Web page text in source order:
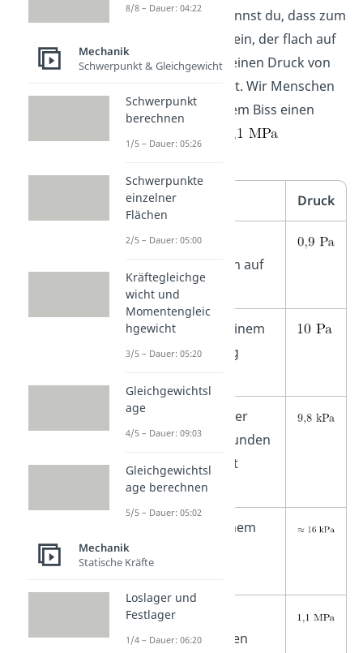
In der Tabelle erkennst du, dass zum
Beispiel ein 5€-Schein, der flach auf
einem Tisch ruht, einen Druck von
ausübt. Wir Menschen
können mit unserem Biss einen
Beispiel Druck
Druck eines 5€-
Scheins, der flach auf
dem Tisch liegt
Druck, der von einem
leichten Windzug
Druck, der von der
Lunge einer gesunden
Person ausgeübt
werden kann
Blutdruck bei einem
Druck eines
durchschnittlichen
8/8 – Dauer: 04:22
Mechanik
Schwerpunkt & Gleichgewicht
Schwerpunkt
berechnen
1/5 – Dauer: 05:26
Schwerpunkte
einzelner
Flächen
2/5 – Dauer: 05:00
Kräftegleichge
wicht und
Momentengleic
hgewicht
3/5 – Dauer: 05:20
Gleichgewichtsl
age
4/5 – Dauer: 09:03
Gleichgewichtsl
age berechnen
5/5 – Dauer: 05:02
Mechanik
Statische Kräfte
Loslager und
Festlager
1/4 – Dauer: 06:20